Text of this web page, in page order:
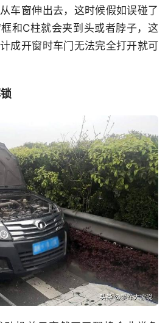
车窗伸出去，这时候假如误碰了
和C柱就会夹到头或者脖子，这
成开窗时车门无法完全打开就可